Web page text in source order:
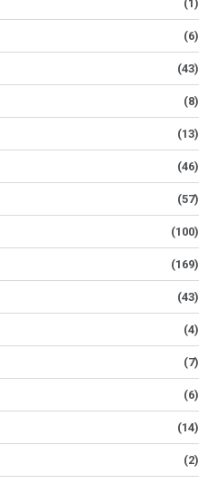
(1)
(6)
(43)
(8)
(13)
(46)
(57)
(100)
(169)
(43)
(4)
(7)
(6)
(14)
(2)